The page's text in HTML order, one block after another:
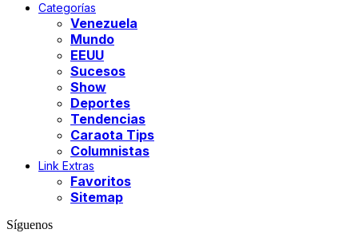
Categorías
Venezuela
Mundo
EEUU
Sucesos
Show
Deportes
Tendencias
Caraota Tips
Columnistas
Link Extras
Favoritos
Sitemap
Síguenos